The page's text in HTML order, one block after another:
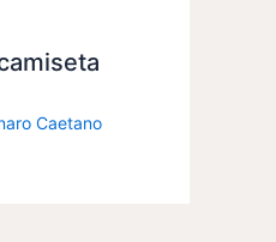
Caetano